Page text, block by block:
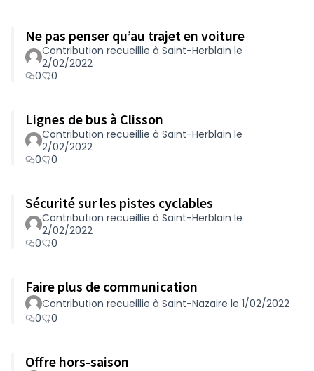
Ne pas penser qu’au trajet en voiture
Contribution recueillie à Saint-Herblain le
2/02/2022
0
0
Lignes de bus à Clisson
Contribution recueillie à Saint-Herblain le
2/02/2022
0
0
Sécurité sur les pistes cyclables
Contribution recueillie à Saint-Herblain le
2/02/2022
0
0
Faire plus de communication
Contribution recueillie à Saint-Nazaire le 1/02/2022
0
0
Offre hors-saison